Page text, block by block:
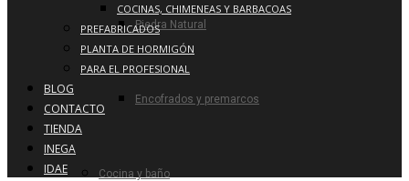
Piedra Natural
Encofrados y premarcos
Cocina y baño
COCINAS, CHIMENEAS Y BARBACOAS
PREFABRICADOS
PLANTA DE HORMIGÓN
PARA EL PROFESIONAL
BLOG
CONTACTO
TIENDA
INEGA
IDAE